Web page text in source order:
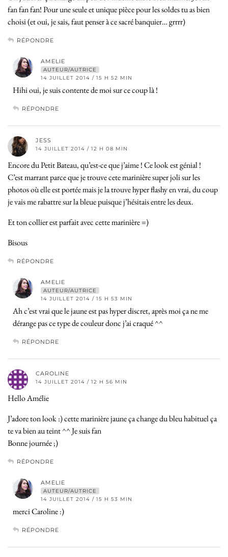
fan fan fan! Pour une seule et unique pièce pour les soldes tu as bien
choisi (et oui, je sais, faut penser à ce sacré banquier… grrrr)
RÉPONDRE
AMELIE
AUTEUR/AUTRICE
14 JUILLET 2014 / 15 H 52 MIN
Hihi oui, je suis contente de moi sur ce coup là !
RÉPONDRE
JESS
14 JUILLET 2014 / 12 H 08 MIN
Encore du Petit Bateau, qu’est-ce que j’aime ! Ce look est génial !
C’est marrant parce que je trouve cete marinière super joli sur les
photos où elle est portée mais je la trouve hyper flashy en vrai, du coup
je vais me rabattre sur la bleue puisque j’hésitais entre les deux.
Et ton collier est parfait avec cette marinière =)
Bisous
RÉPONDRE
AMELIE
AUTEUR/AUTRICE
14 JUILLET 2014 / 15 H 53 MIN
Ah c’est vrai que le jaune est pas hyper discret, après moi ça ne me
dérange pas ce type de couleur donc j’ai craqué ^^
RÉPONDRE
CAROLINE
14 JUILLET 2014 / 12 H 56 MIN
Hello Amélie
J’adore ton look :) cette marinière jaune ça change du bleu habituel ça
te va bien au teint ^^ Je suis fan
Bonne journée ;)
RÉPONDRE
AMELIE
AUTEUR/AUTRICE
14 JUILLET 2014 / 15 H 53 MIN
merci Caroline :)
RÉPONDRE